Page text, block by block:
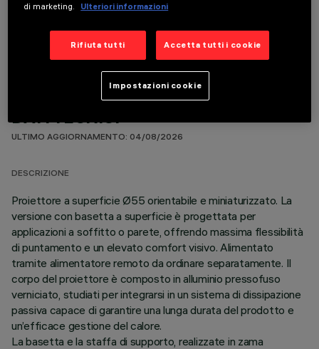
COMPONENTI OPZIONALI
DATI TECNICI
ULTIMO AGGIORNAMENTO: 04/08/2026
DESCRIZIONE
Proiettore a superficie Ø55 orientabile e miniaturizzato. La
versione con basetta a superficie è progettata per
applicazioni a soffitto o parete, offrendo massima flessibilità
di puntamento e un elevato comfort visivo. Alimentato
tramite alimentatore remoto da ordinare separatamente. Il
corpo del proiettore è composto in alluminio pressofuso
verniciato, studiati per integrarsi in un sistema di dissipazione
passiva capace di garantire una lunga durata del prodotto e
un’efficace gestione del calore.
La basetta e la staffa di supporto, realizzate in zama
di marketing.
Ulteriori informazioni
Rifiuta tutti Accetta tutti i cookie
Impostazioni cookie